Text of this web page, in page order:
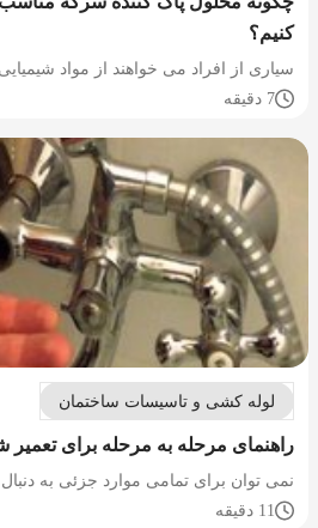
کنیم؟
سیاری از افراد می خواهند از مواد
7 دقیقه
لوله کشی و تاسیسات ساختمان
راهنمای مرحله به مرحله برای
نمی توان برای تمامی موارد جزئی به
11 دقیقه